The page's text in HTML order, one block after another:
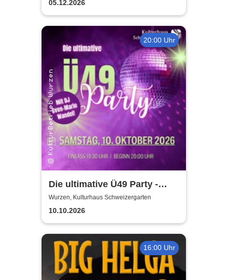
05.12.2026
20:00 Uhr
Die ultimative Ü49 Party -
Kulturhaus Schweizergarten
Wurzen, Kulturhaus Schweizergarten
10.10.2026
16:00 Uhr